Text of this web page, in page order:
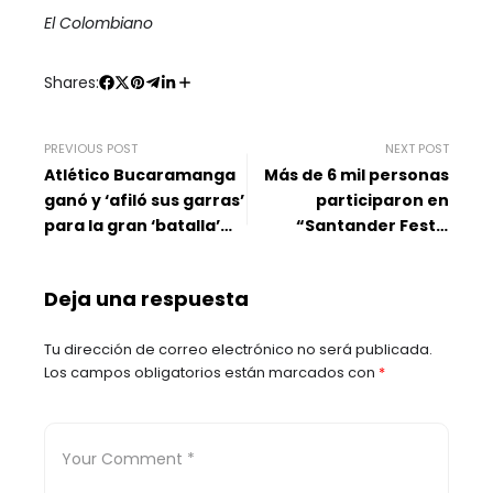
El Colombiano
Shares:
PREVIOUS POST
Atlético Bucaramanga
ganó y ‘afiló sus garras’
para la gran ‘batalla’
NEXT POST
Más de 6 mil personas
participaron en
“Santander Fest”,
Deja una respuesta
Tu dirección de correo electrónico no será publicada.
Los campos obligatorios están marcados con *